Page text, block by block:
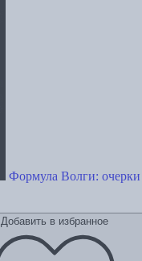
Формула Волги:
Добавить в избранное